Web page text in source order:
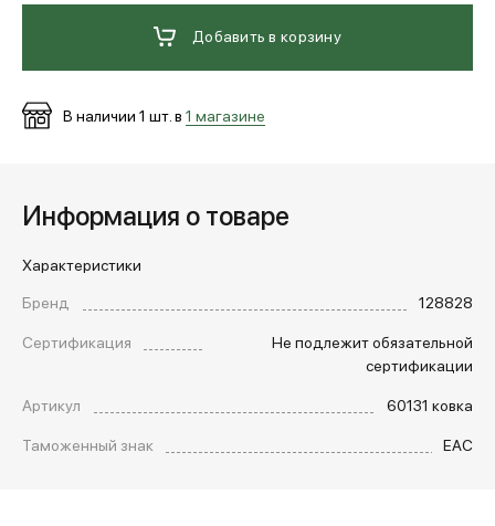
МЕДИА
ПОКУПАТЕЛЯМ
ОПЛАТА И ДОСТАВКА
Добавить в корзину
В наличии 1 шт. в 1 магазине
Информация о товаре
Характеристики
Бренд
128828
Сертификация
Не подлежит обязательной
сертификации
Артикул
60131 ковка
Таможенный знак
EAC